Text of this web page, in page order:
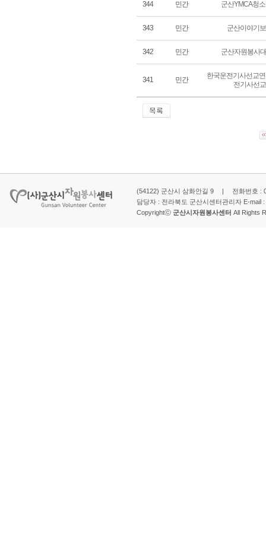
344 민간 군산YMCA청
343 민간 군산이야기
342 민간 군산자원봉사
341 민간
한국운전기사선교
전기사선
(54122) 군산시 삼화안길 9 | 전화번호 :
담당자 : 전라북도 군산시센터관리자 E-mail :
Copyrightⓒ 군산시자원봉사센터 All Rights